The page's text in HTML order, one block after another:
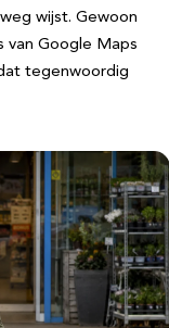
wijst. Gewoon
van Google Maps
tegenwoordig